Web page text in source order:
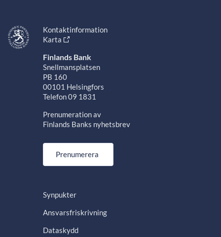
Kontaktinformation
Karta
Finlands Bank
Snellmansplatsen
PB 160
00101 Helsingfors
Telefon 09 1831
Prenumeration av
Finlands Banks nyhetsbrev
Prenumerera
Synpukter
Ansvarsfriskrivning
Dataskydd